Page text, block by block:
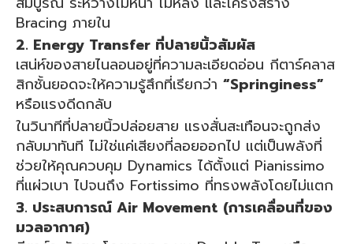
Bracing ภายใน
2. Energy Transfer ที่ปลายนิ้วสัมผัส
เสน่ห์ของสายไนลอนอยู่ที่ความละเอียดอ่อน กีตาร์คลาส
สิกชั้นยอดจะให้ความรู้สึกที่เรียกว่า “Springiness”
หรือแรงดีดกลับ
ในวินาทีที่ปลายนิ้วปล่อยสาย แรงสั่นสะเทือนจะถูกส่ง
กลับมาทันที ไม่ใช่แค่เสียงที่ลอยออกไป แต่เป็นพลังที่
ช่วยให้คุณควบคุม Dynamics ได้ตั้งแต่ Pianissimo
ที่แผ่วเบา ไปจนถึง Fortissimo ที่ทรงพลังโดยไม่แตก
3. ประสบการณ์ Air Movement (การเคลื่อนที่ของ
มวลอากาศ)